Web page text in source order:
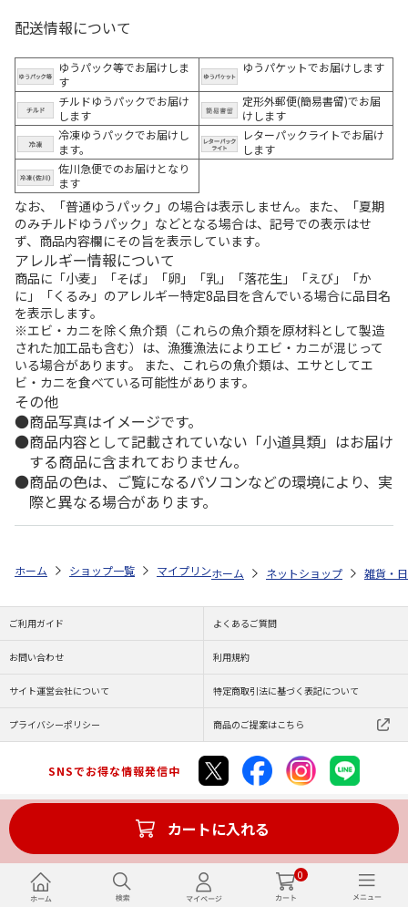
0
配送情報について
ゆうパック等でお届けしま
す
ゆうパケットでお届けします
チルドゆうパックでお届け
します
定形外郵便(簡易書留)でお届
けします
冷凍ゆうパックでお届けし
ます。
レターパックライトでお届け
します
佐川急便でのお届けとなり
ます
なお、「普通ゆうパック」の場合は表示しません。また、「夏期
のみチルドゆうパック」などとなる場合は、記号での表示はせ
ず、商品内容欄にその旨を表示しています。
アレルギー情報について
商品に「小麦」「そば」「卵」「乳」「落花生」「えび」「か
に」「くるみ」のアレルギー特定8品目を含んでいる場合に品目名
を表示します。
※エビ・カニを除く魚介類（これらの魚介類を原材料として製造
された加工品も含む）は、漁獲漁法によりエビ・カニが混じって
いる場合があります。 また、これらの魚介類は、エサとしてエ
ビ・カニを食べている可能性があります。
その他
商品写真はイメージです。
商品内容として記載されていない「小道具類」はお届け
する商品に含まれておりません。
商品の色は、ご覧になるパソコンなどの環境により、実
際と異なる場合があります。
カートに入れる
ホーム ショップ一覧 マイプリント ビーンズ迷子札【ウィペット
ホーム ネットショップ 雑貨・
ご利用ガイド よくあるご質問
お問い合わせ 利用規約
サイト運営会社について 特定商取引法に基づく表記について
プライバシーポリシー 商品のご提案はこちら
SNSでお得な情報発信中